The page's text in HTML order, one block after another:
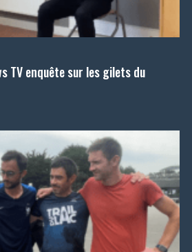
TV enquête sur les gilets du